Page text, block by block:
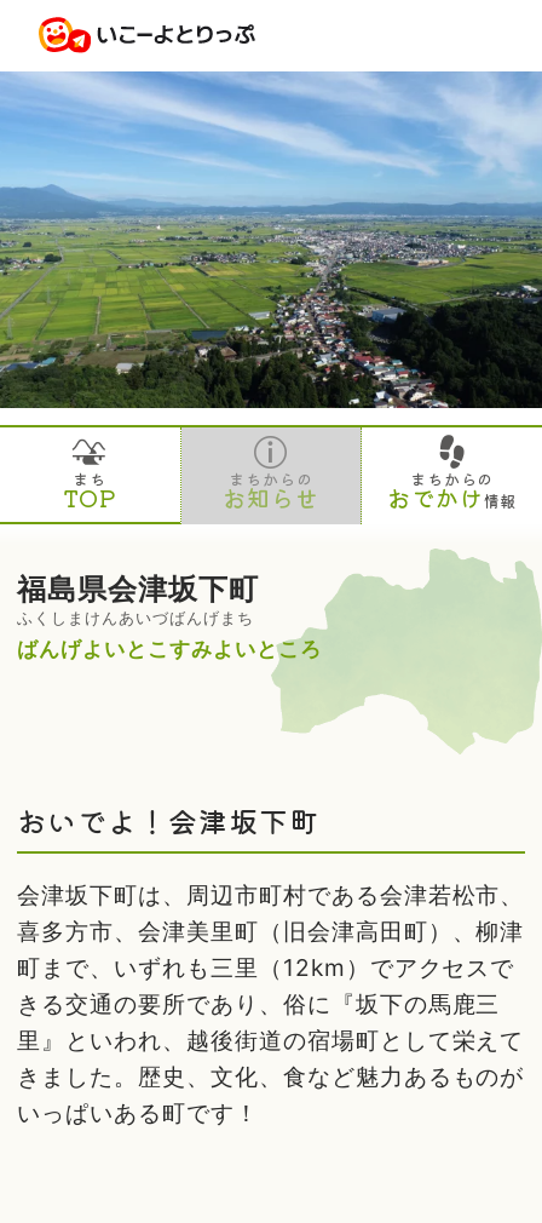
まち
TOP
まちからの
お知らせ
まちからの
おでかけ情報
福島県会津坂下町
ふくしまけんあいづばんげまち
ばんげよいとこすみよいところ
おいでよ！会津坂下町
会津坂下町は、周辺市町村である会津若松市、
喜多方市、会津美里町（旧会津高田町）、柳津
町まで、いずれも三里（12km）でアクセスで
きる交通の要所であり、俗に『坂下の馬鹿三
里』といわれ、越後街道の宿場町として栄えて
きました。歴史、文化、食など魅力あるものが
いっぱいある町です！